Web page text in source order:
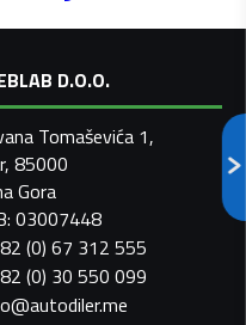
D.O.O.
Tomaševića 1,
85000
Gora
03007448
(0) 67 312 555
(0) 30 550 099